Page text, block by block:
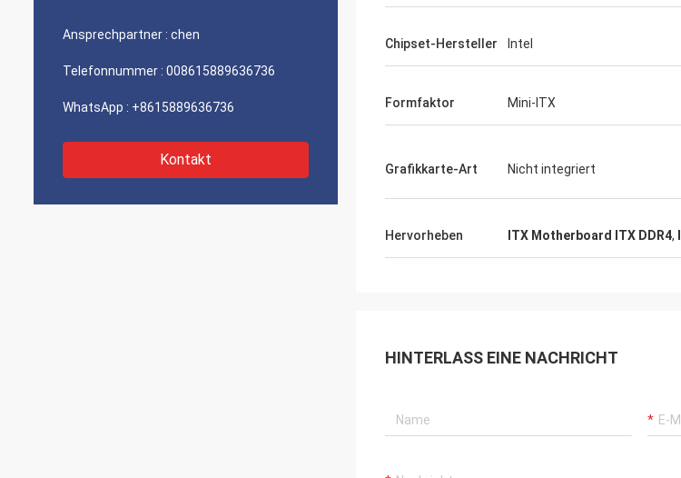
Ansprechpartner : chen
Telefonnummer : 008615889636736
WhatsApp : +8615889636736
Kontakt
Chipset-Hersteller Intel
Formfaktor Mini-ITX
Grafikkarte-Art Nicht integriert
Hervorheben ITX Motherboard ITX DDR4,
HINTERLASS EINE NACHRICHT